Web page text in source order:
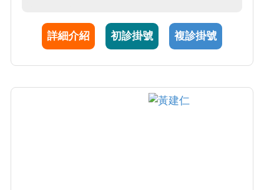
別有興趣，包含蕁麻疹、尿毒性搔癢、藥物疹
及皮膚過敏等等。 其他則為一般皮膚腫瘤診
詳細介紹 初診掛號 複診掛號